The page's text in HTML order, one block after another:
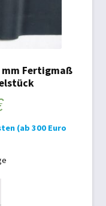
mm Fertigmaß
(ab 300 Euro